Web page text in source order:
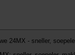
24MX - sneller,